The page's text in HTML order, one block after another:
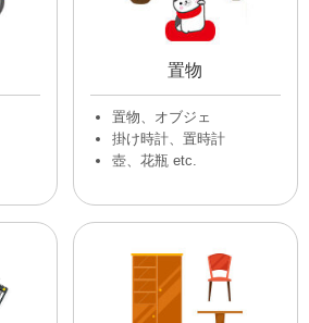
置物
置物、オブジェ
掛け時計、置時計
壺、花瓶 etc.